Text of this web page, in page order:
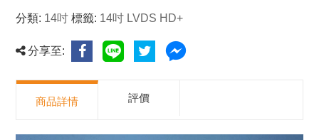
分類: 14吋 標籤: 14吋 LVDS HD+
分享至:
商品詳情 評價